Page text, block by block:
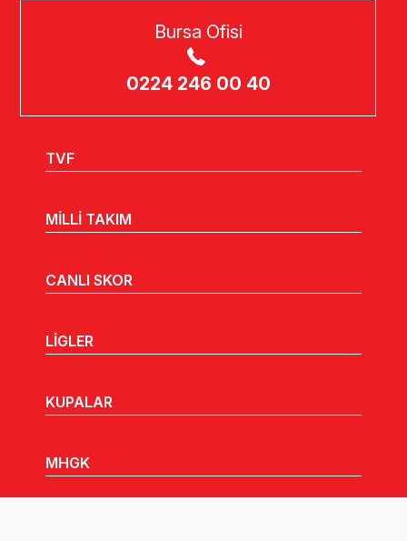
Bursa Ofisi
0224 246 00 40
TVF
MİLLİ TAKIM
CANLI SKOR
LİGLER
KUPALAR
MHGK